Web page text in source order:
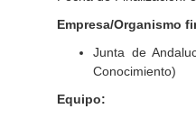
Empresa/Organismo
Junta de
Conocimiento)
Equipo: